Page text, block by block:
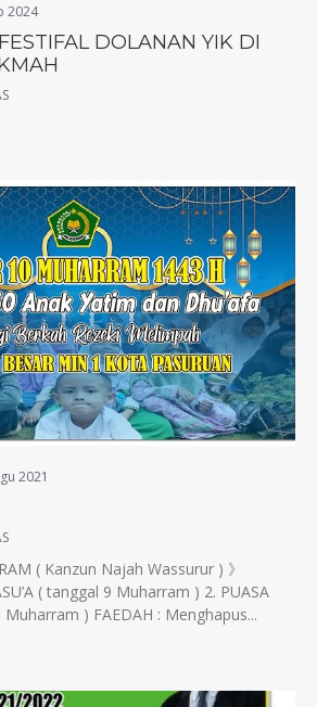
2024
DOLANAN YIK DI
2021
( Kanzun Najah Wassurur ) 》
( tanggal 9 Muharram ) 2. PUASA
Muharram ) FAEDAH : Menghapus...